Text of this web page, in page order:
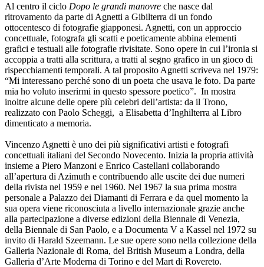
Al centro il ciclo Dopo le grandi manovre che nasce dal
ritrovamento da parte di Agnetti a Gibilterra di un fondo
ottocentesco di fotografie giapponesi. Agnetti, con un approccio
concettuale, fotografa gli scatti e poeticamente abbina elementi
grafici e testuali alle fotografie rivisitate. Sono opere in cui l’ironia si
accoppia a tratti alla scrittura, a tratti al segno grafico in un gioco di
rispecchiamenti temporali. A tal proposito Agnetti scriveva nel 1979:
“Mi interessano perché sono di un poeta che usava le foto. Da parte
mia ho voluto inserirmi in questo spessore poetico”. In mostra
inoltre alcune delle opere più celebri dell’artista: da il Trono,
realizzato con Paolo Scheggi, a Elisabetta d’Inghilterra al Libro
dimenticato a memoria.
Vincenzo Agnetti è uno dei più significativi artisti e fotografi
concettuali italiani del Secondo Novecento. Inizia la propria attività
insieme a Piero Manzoni e Enrico Castellani collaborando
all’apertura di Azimuth e contribuendo alle uscite dei due numeri
della rivista nel 1959 e nel 1960. Nel 1967 la sua prima mostra
personale a Palazzo dei Diamanti di Ferrara e da quel momento la
sua opera viene riconosciuta a livello internazionale grazie anche
alla partecipazione a diverse edizioni della Biennale di Venezia,
della Biennale di San Paolo, e a Documenta V a Kassel nel 1972 su
invito di Harald Szeemann. Le sue opere sono nella collezione della
Galleria Nazionale di Roma, del British Museum a Londra, della
Galleria d’Arte Moderna di Torino e del Mart di Rovereto.